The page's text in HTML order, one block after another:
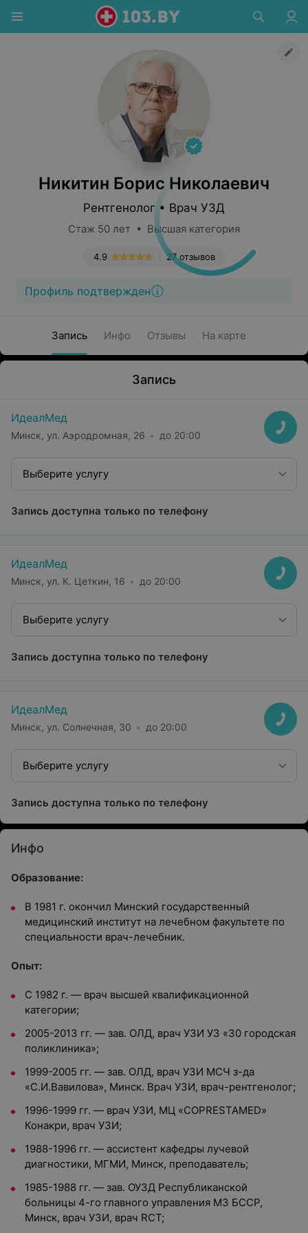
Никитин Борис Николаевич
Рентгенолог • Врач УЗД
Стаж 50 лет • Высшая категория
27 отзывов
4.9
Профиль подтвержден
Запись Инфо Отзывы На карте
Запись
ИдеалМед
Минск, ул. Аэродромная, 26 до 20:00
Выберите услугу
Запись доступна только по телефону
ИдеалМед
Минск, ул. К. Цеткин, 16 до 20:00
Выберите услугу
Запись доступна только по телефону
ИдеалМед
Минск, ул. Солнечная, 30 до 20:00
Выберите услугу
Запись доступна только по телефону
Инфо
Образование:
В 1981 г. окончил Минский государственный
медицинский институт на лечебном факультете по
специальности врач-лечебник.
Опыт:
С 1982 г. — врач высшей квалификационной
категории;
2005-2013 гг. — зав. ОЛД, врач УЗИ УЗ «30 городская
поликлиника»;
1999-2005 гг. — зав. ОЛД, врач УЗИ МСЧ з-да
«С.И.Вавилова», Минск. Врач УЗИ, врач-рентгенолог;
1996-1999 гг. — врач УЗИ, МЦ «COPRESTAMED»
Конакри, врач УЗИ;
1988-1996 гг. — ассистент кафедры лучевой
диагностики, МГМИ, Минск, преподаватель;
1985-1988 гг. — зав. ОУЗД Республиканской
больницы 4-го главного управления МЗ БССР,
Минск, врач УЗИ, врач RСТ;